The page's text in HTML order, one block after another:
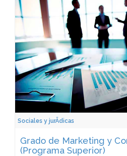
Sociales y jurÃ­dicas
Grado de Marketing y
(Programa Superior)